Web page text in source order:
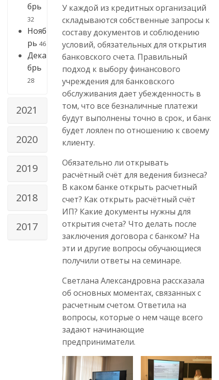
брь
32
Нояб
рь 46
Дека
брь
28
2021
2020
2019
2018
2017
У каждой из кредитных организаций
складываются собственные запросы к
составу документов и соблюдению
условий, обязательных для открытия
банковского счета. Правильный
подход к выбору финансового
учреждения для банковского
обслуживания дает убежденность в
том, что все безналичные платежи
будут выполнены точно в срок, и банк
будет лоялен по отношению к своему
клиенту.
Обязательно ли открывать
расчётный счёт для ведения бизнеса?
В каком банке открыть расчетный
счет? Как открыть расчётный счёт
ИП? Какие документы нужны для
открытия счета? Что делать после
заключения договора с банком? На
эти и другие вопросы обучающиеся
получили ответы на семинаре.
Светлана Александровна рассказала
об основных моментах, связанных с
расчетным счетом. Ответила на
вопросы, которые о нем чаще всего
задают начинающие
предприниматели.